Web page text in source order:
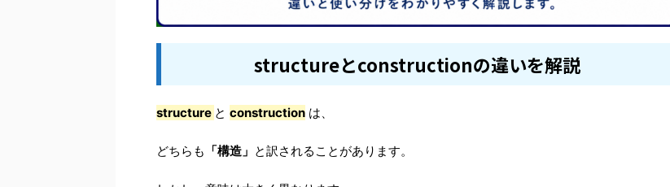
structureとconstructionの違いを解説
structure と construction は、
どちらも 「構造」 と訳されることがあります。